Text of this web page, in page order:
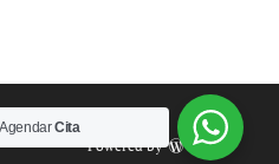
AgendarCita
Powered by